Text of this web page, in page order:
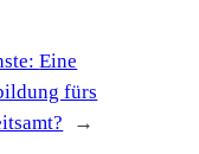
Eine
fürs
→